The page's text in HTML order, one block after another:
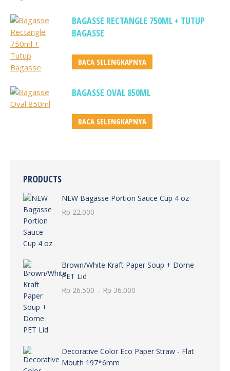
BAGASSE RECTANGLE 750ML + TUTUP
BAGASSE
BACA SELENGKAPNYA
BAGASSE OVAL 850ML
BACA SELENGKAPNYA
PRODUCTS
NEW Bagasse Portion Sauce Cup 4 oz
Rp 22.000
Brown/White Kraft Paper Soup + Dome
PET Lid
Rp 26.500 – Rp 36.000
Decorative Color Eco Paper Straw - Flat
Mouth 197*6mm